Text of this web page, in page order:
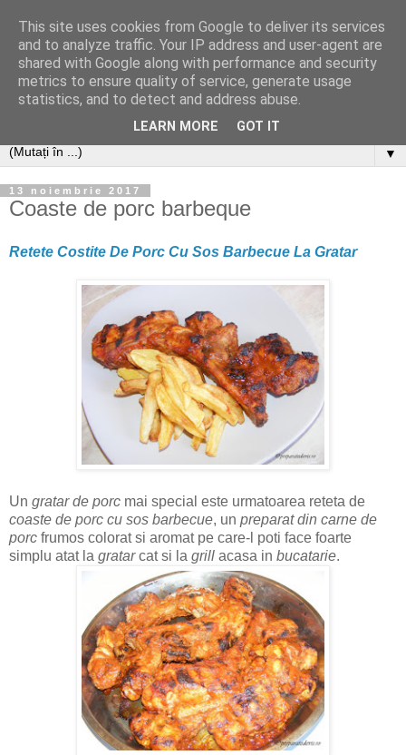
▼
13 noiembrie 2017
Coaste de porc barbeque
Retete Costite De Porc Cu Sos Barbecue La Gratar
Un gratar de porc mai special este urmatoarea reteta de
coaste de porc cu sos barbecue, un preparat din carne de
porc frumos colorat si aromat pe care-l poti face foarte
simplu atat la gratarcat si la grill acasa in bucatarie.
This site uses cookies from Google to deliver its services
and to analyze traffic. Your IP address and user-agent are
shared with Google along with performance and security
metrics to ensure quality of service, generate usage
statistics, and to detect and address abuse.
LEARN MORE GOT IT